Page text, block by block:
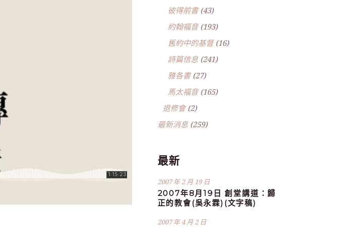
彼得前書(43)
約翰福音(193)
舊約中的基督(16)
詩篇信息(241)
雅各書(27)
馬太福音(165)
退修會(2)
最新消息(259)
最新
2007 年 2 月 19 日
2007年8月19日 創堂講道：歸
正的教會(吳永霖)(文字稿)
2007 年 4 月 2 日